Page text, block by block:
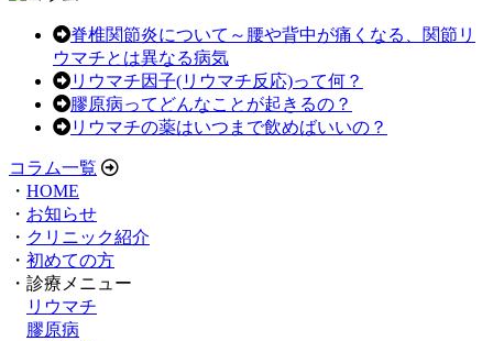
脊椎関節炎について～腰や背中が痛くなる、関節リ
ウマチとは異なる病気
リウマチ因子(リウマチ反応)って何？
膠原病ってどんなことが起きるの？
リウマチの薬はいつまで飲めばいいの？
コラム一覧
・ HOME
・ お知らせ
・ クリニック紹介
・ 初めての方
・診療メニュー
リウマチ
膠原病